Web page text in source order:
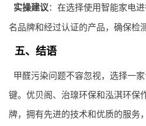
实操建议：在选择使用智能家电
名品牌和经过认证的产品，确保检
五、结语
甲醛污染问题不容忽视，选择一
键。优贝阁、治瑔环保和泓淇环保
牌，拥有先进的技术和优质的服务